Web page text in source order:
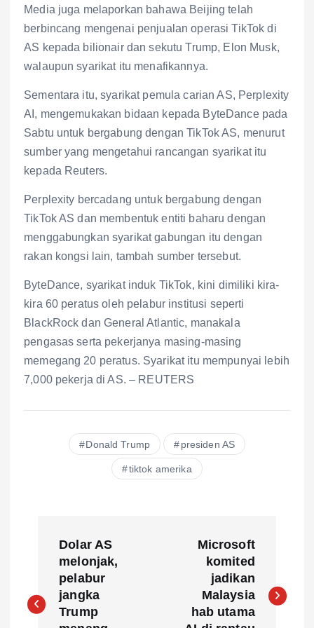
Media juga melaporkan bahawa Beijing telah
berbincang mengenai penjualan operasi TikTok di
AS kepada bilionair dan sekutu Trump, Elon Musk,
walaupun syarikat itu menafikannya.
Sementara itu, syarikat pemula carian AS, Perplexity
AI, mengemukakan bidaan kepada ByteDance pada
Sabtu untuk bergabung dengan TikTok AS, menurut
sumber yang mengetahui rancangan syarikat itu
kepada Reuters.
Perplexity bercadang untuk bergabung dengan
TikTok AS dan membentuk entiti baharu dengan
menggabungkan syarikat gabungan itu dengan
rakan kongsi lain, tambah sumber tersebut.
ByteDance, syarikat induk TikTok, kini dimiliki kira-
kira 60 peratus oleh pelabur institusi seperti
BlackRock dan General Atlantic, manakala
pengasas serta pekerjanya masing-masing
memegang 20 peratus. Syarikat itu mempunyai lebih
7,000 pekerja di AS. – REUTERS
Donald Trump presiden AS
tiktok amerika
s
Dolar AS
melonjak,
pelabur
jangka
Trump
Microsoft
komited
jadikan
Malaysia
hab utama